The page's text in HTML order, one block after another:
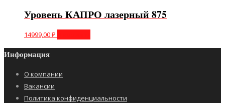
Уровень КАПРО лазерный 875
14999,00₽
Информация
О компании
Вакансии
Политика конфиденциальности